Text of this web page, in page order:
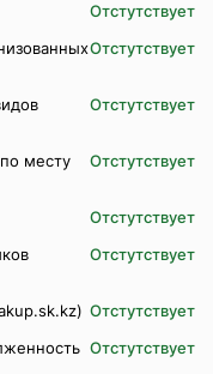
Отстутствует
Отстутствует
Отстутствует
месту
Отстутствует
Отстутствует
Отстутствует
Отстутствует
Отстутствует